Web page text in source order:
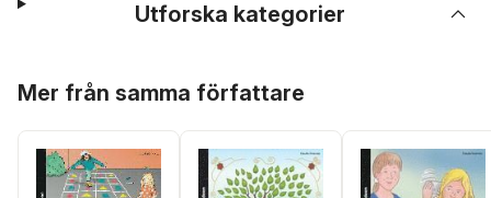
Utforska kategorier
Mer från samma författare